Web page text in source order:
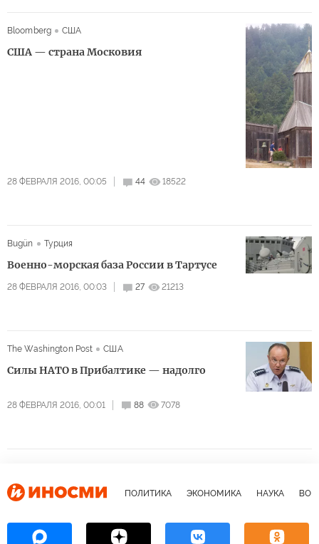
Bloomberg США
США — страна Московия
28 ФЕВРАЛЯ 2016, 00:05 44 18522
Bugün Турция
Военно-морская база России в Тартусе
28 ФЕВРАЛЯ 2016, 00:03 27 21213
The Washington Post США
Силы НАТО в Прибалтике — надолго
28 ФЕВРАЛЯ 2016, 00:01 88 7078
ПОЛИТИКА ЭКОНОМИКА НАУКА